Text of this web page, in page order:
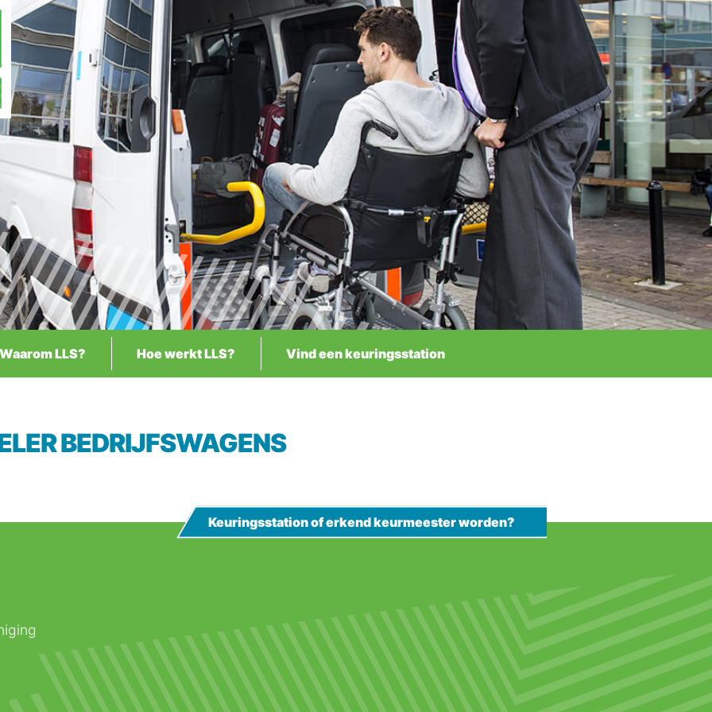
Waarom LLS? Hoe werkt LLS? Vind een keuringsstation
BEDRIJFSWAGENS
Keuringsstation of erkend keurmeester worden?